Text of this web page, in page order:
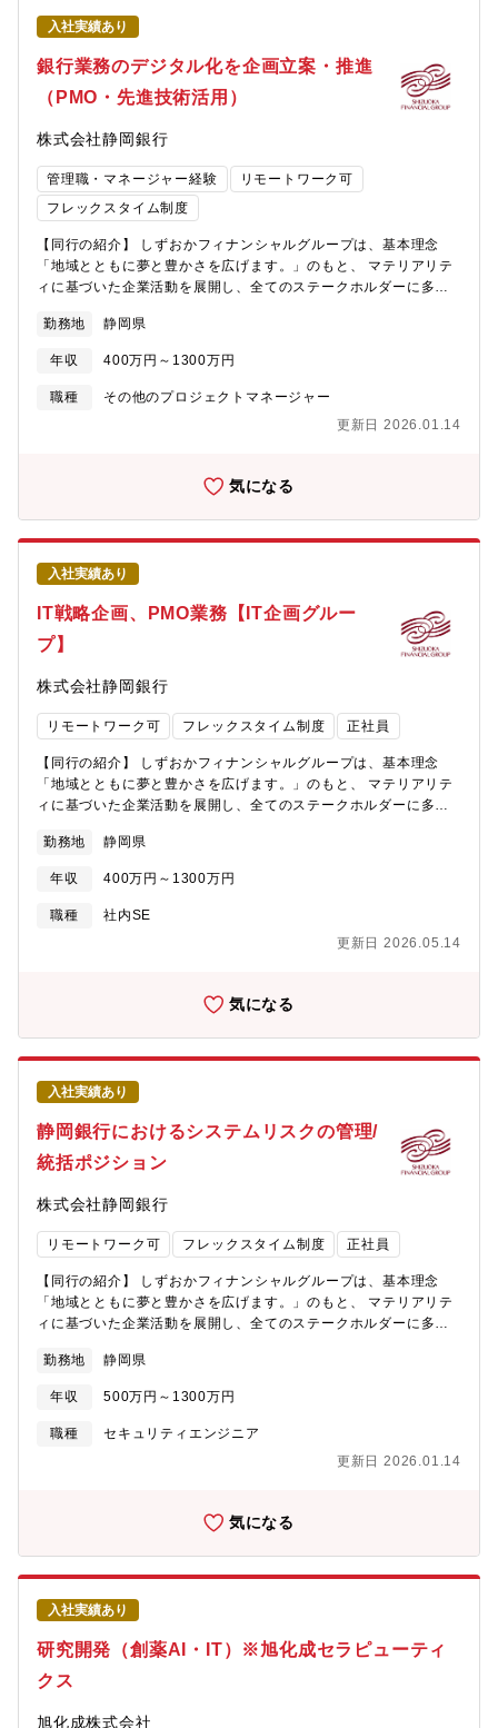
他（家族手当、携帯代補助、メイド補助、昼食会社負担、帰省補
タッフに対するテックリードエンジニアとして以下の業務を行い
ます。└設計書レビュー・ソースコードレビュー・テスト項目レビ
ュー（2）プロジェクトにおいてサンプルのソースコード作成を行
い、ローカルスタッフへの説明・教育を行う（3）プロジェクトの
フィリピンローカルスタッフ教育の為の教材作成およびトレーニ
ング実施【開発環境】◇プログラミング言語 : PHP（Laravel）、
Node.js、VUE.js◇クラウドインフラ : AWS◇データベース :
MS-SQL、Oracle◇開発ツール関連 : GitLab、Sourcetree、
Teams、Backlog【仕事内容】（1）フィリピンローカルスタッフ
に対するテックリードエンジニアとして以下の業務を行います。└
（2）プロジェクトにおいてサンプルのソースコード作成を行い、
ジュール管理・仕様調整をローカルスタッフと共に行う（4）フィ
リピンローカルスタッフ教育の為の教材作成およびトレーニング
Node.js、VUE.js◇クラウドインフラ : AWS◇データベース :
入社実績あり
銀行業務のデジタル化を企画立案・推進
（PMO・先進技術活用）
株式会社静岡銀行
管理職・マネージャー経験
リモートワーク可
フレックスタイム制度
【同行の紹介】 しずおかフィナンシャルグループは、基本理念
「地域とともに夢と豊かさを広げます。」のもと、 マテリアリテ
ィに基づいた企業活動を展開し、全てのステークホルダーに多様
指して参ります。 【部署の紹介】 本ポジションは『経営企画部 IT
企画グループ』の募集となります。同行全体のIT戦略の実現に向
けた、各種施策の企画・推進・統括を担っております。 また、基
幹系システム更改をはじめとした大型案件のPMO業務や、先進技
- システム化の企画立案を行い、銀行戦略を実現するための具体的
スケジュール管理やリソース調整を行います。 - インフラ関連の
技術を駆使し、システムの最適化や改善提案を行います。 - 先進
技術を活用したプロジェクトを推進します。 - サイバーセキュリ
ティ関連のシステム対応を推進します。 【補足情報】 本ポジショ
ンでは、先進技術を駆使し、銀行業務のデジタル化に貢献できる
重要な役割を担います。 顧客等のニーズに応えるシステム化を通
じて、社会貢献を実感できる機会があります。 インフラ関連の知
識を活かしながら、銀行の基盤を支える重要な業務を行うことが
期待されます。【歓迎要件】続き・クラウド知識（AWS、
メントにおけるPMO業務経験が5年以上ある方 ・金融業界におけ
る最新技術動向に対する理解が深い方 ・将来的にプロジェクトマ
ネージャーとしてキャリアアップを目指している方
勤務地 静岡県
年収 400万円～1300万円
職種
その他のプロジェクトマネージャー
更新日 2026.01.14
気になる
入社実績あり
IT戦略企画、PMO業務【IT企画グルー
プ】
株式会社静岡銀行
リモートワーク可 フレックスタイム制度 正社員
【同行の紹介】 しずおかフィナンシャルグループは、基本理念
「地域とともに夢と豊かさを広げます。」のもと、 マテリアリテ
ィに基づいた企業活動を展開し、全てのステークホルダーに多様
指して参ります。 【部署の紹介】 本ポジションは『経営企画部 IT
企画グループ』の募集となります。 同行全体のIT戦略の実現に向
けた、各種施策の企画・推進・統括を担っております。また、基
幹系システム更改をはじめとした大型案件のPMO業務を担ってお
イゼーション、全体最適化） ・IT資産に関する案件管理、予算管
援 ・基幹系システム開発案件の企画およびプロジェクト推進 ・サ
イバーセキュリティ対策の実施
勤務地 静岡県
年収 400万円～1300万円
職種
社内SE
更新日 2026.05.14
気になる
入社実績あり
静岡銀行におけるシステムリスクの管理/
統括ポジション
株式会社静岡銀行
リモートワーク可 フレックスタイム制度 正社員
【同行の紹介】 しずおかフィナンシャルグループは、基本理念
「地域とともに夢と豊かさを広げます。」のもと、 マテリアリテ
ィに基づいた企業活動を展開し、全てのステークホルダーに多様
指して参ります。 ▼本ポジションは同行における【リスク統括
部】での業務です 【募集背景】 地域密着型金融機関として、サイ
バーセキュリティの強化が急務となっています。デジタル化の進
展に伴い、サイバー攻撃の脅威が増しており、地域の信頼を守る
ーセキュリティ分野での経験を有する専門人材の増員を図りま
ービスを提供することをミッションとし、個人向けの保険商品や
資産運用、相続対策など多様なサービスを展開しています。リス
ク統括部では、サイバーセキュリティに関するポリシー策定やリ
スク評価を行い、地域の金融サービスを支える重要な役割を担っ
ています。地域貢献を重視し、様々な業界との連携を図りながら
リスクヘッジに取り組んでいます。 【業務内容】 特に、システム
リスク管理に従事いただきます - サイバーセキュリティポリシー
の策定と運用を担当。 - インシデント発生時の対応フローを構築
し、迅速な実行を行います。 - セキュリティ教育プログラムの立
す。 - 新たな脅威に対するリスク評価を行い、適切な対策を講じ
勤務地 静岡県
年収 500万円～1300万円
職種
セキュリティエンジニア
更新日 2026.01.14
気になる
入社実績あり
研究開発（創薬AI・IT）※旭化成セラピューティ
クス
旭化成株式会社